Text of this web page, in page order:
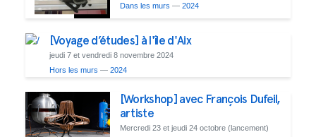
Dans les murs — 2024
[Voyage d’études] à l'île d'Aix
jeudi 7 et vendredi 8 novembre 2024
Hors les murs — 2024
[Workshop] avec François Dufeil,
artiste
Mercredi 23 et jeudi 24 octobre (lancement)